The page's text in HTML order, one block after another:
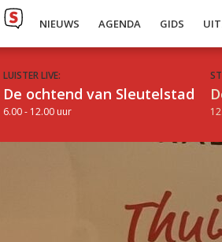
NIEUWS AGENDA GIDS
LUISTER LIVE:
De ochtend van Sleutelstad
6.00 - 12.00 uur